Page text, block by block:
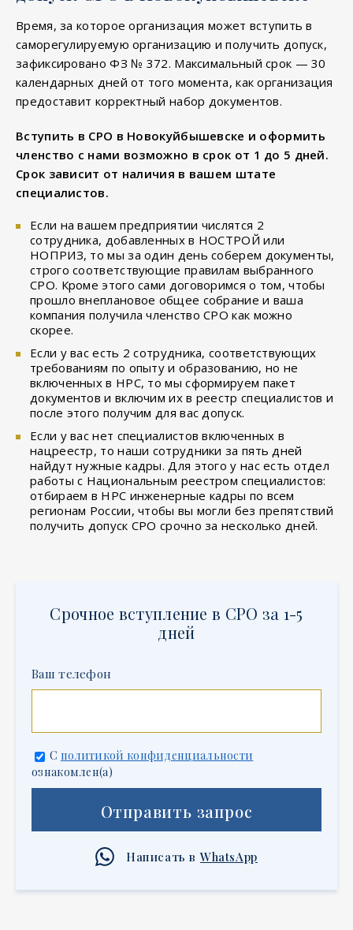
Время, за которое организация может вступить в
саморегулируемую организацию и получить допуск,
зафиксировано ФЗ № 372. Максимальный срок — 30
календарных дней от того момента, как организация
предоставит корректный набор документов.
Вступить в СРО в Новокуйбышевске и оформить
членство с нами возможно в срок от 1 до 5 дней.
Срок зависит от наличия в вашем штате
специалистов.
Если на вашем предприятии числятся 2
сотрудника, добавленных в НОСТРОЙ или
НОПРИЗ, то мы за один день соберем документы,
строго соответствующие правилам выбранного
СРО. Кроме этого сами договоримся о том, чтобы
прошло внеплановое общее собрание и ваша
компания получила членство СРО как можно
скорее.
Если у вас есть 2 сотрудника, соответствующих
требованиям по опыту и образованию, но не
включенных в НРС, то мы сформируем пакет
документов и включим их в реестр специалистов и
после этого получим для вас допуск.
Если у вас нет специалистов включенных в
нацреестр, то наши сотрудники за пять дней
найдут нужные кадры. Для этого у нас есть отдел
работы с Национальным реестром специалистов:
отбираем в НРС инженерные кадры по всем
регионам России, чтобы вы могли без препятствий
получить допуск СРО срочно за несколько дней.
Срочное вступление в СРО за 1-5
дней
Ваш телефон
С политикой конфиденциальности
ознакомлен(а)
Отправить запрос
Написать в WhatsApp